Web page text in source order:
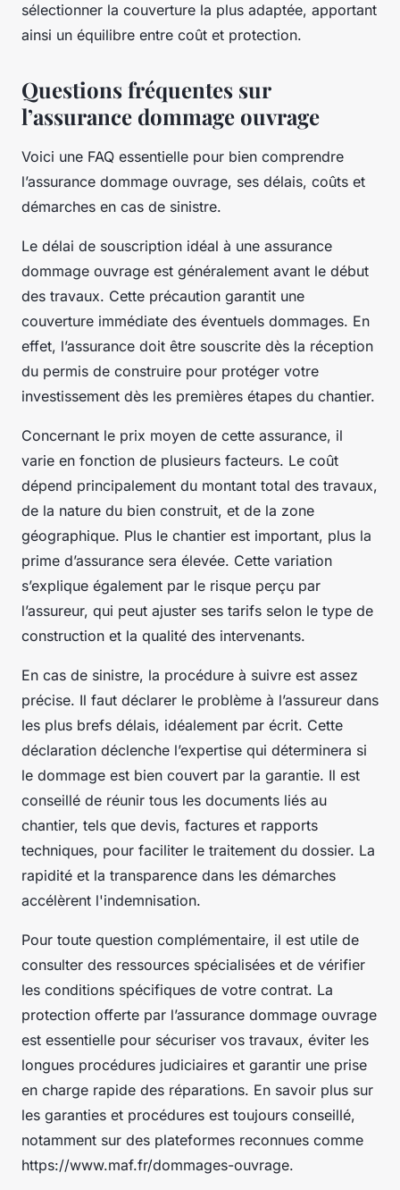
sélectionner la couverture la plus adaptée, apportant
ainsi un équilibre entre coût et protection.
Questions fréquentes sur
l’assurance dommage ouvrage
Voici une FAQ essentielle pour bien comprendre
l’assurance dommage ouvrage, ses délais, coûts et
démarches en cas de sinistre.
Le délai de souscription idéal à une assurance
dommage ouvrage est généralement avant le début
des travaux. Cette précaution garantit une
couverture immédiate des éventuels dommages. En
effet, l’assurance doit être souscrite dès la réception
du permis de construire pour protéger votre
investissement dès les premières étapes du chantier.
Concernant le prix moyen de cette assurance, il
varie en fonction de plusieurs facteurs. Le coût
dépend principalement du montant total des travaux,
de la nature du bien construit, et de la zone
géographique. Plus le chantier est important, plus la
prime d’assurance sera élevée. Cette variation
s’explique également par le risque perçu par
l’assureur, qui peut ajuster ses tarifs selon le type de
construction et la qualité des intervenants.
En cas de sinistre, la procédure à suivre est assez
précise. Il faut déclarer le problème à l’assureur dans
les plus brefs délais, idéalement par écrit. Cette
déclaration déclenche l’expertise qui déterminera si
le dommage est bien couvert par la garantie. Il est
conseillé de réunir tous les documents liés au
chantier, tels que devis, factures et rapports
techniques, pour faciliter le traitement du dossier. La
rapidité et la transparence dans les démarches
accélèrent l'indemnisation.
Pour toute question complémentaire, il est utile de
consulter des ressources spécialisées et de vérifier
les conditions spécifiques de votre contrat. La
protection offerte par l’assurance dommage ouvrage
est essentielle pour sécuriser vos travaux, éviter les
longues procédures judiciaires et garantir une prise
en charge rapide des réparations. En savoir plus sur
les garanties et procédures est toujours conseillé,
notamment sur des plateformes reconnues comme
https://www.maf.fr/dommages-ouvrage.